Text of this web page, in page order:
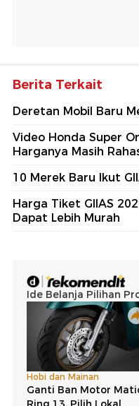
Berita Terkait
Deretan Mobil Baru
Video Honda Super
Harganya Masih
10 Merek Baru Ikut
Harga Tiket GIIAS
Dapat Lebih Murah